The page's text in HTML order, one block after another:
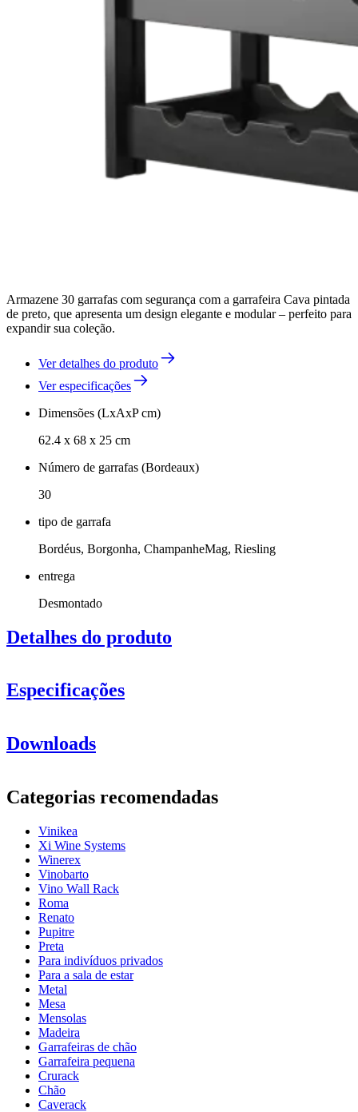
Armazene 30 garrafas com segurança com a garrafeira Cava pintada
de preto, que apresenta um design elegante e modular – perfeito para
expandir sua coleção.
Ver detalhes do produto
Ver especificações
Dimensões (LxAxP cm)
62.4 x 68 x 25 cm
Número de garrafas (Bordeaux)
30
tipo de garrafa
Bordéus, Borgonha, ChampanheMag, Riesling
entrega
Desmontado
Detalhes do produto
Especificações
Número do produto
entregaDesmontado
acabamento
Modularfalse
Garrafas
Número de garrafas (Bordeaux)
tipo de garrafa
Dimensões (LxAxP cm)
Altura (cm)68
Largura (cm)
profundidade (cm)
Peso (kg)
Downloads
Categorias recomendadas
Vinikea
Xi Wine Systems
Winerex
Vinobarto
Vino Wall Rack
Roma
Renato
Pupitre
Preta
Para indivíduos privados
Para a sala de estar
Metal
Mesa
Mensolas
Madeira
Garrafeiras de chão
Garrafeira pequena
Crurack
Chão
Caverack